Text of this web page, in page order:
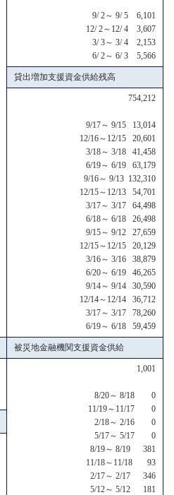
9/ 2～ 9/ 5 6,101
12/ 2～12/ 4 3,607
3/ 3～ 3/ 4 2,153
6/ 2～ 6/ 3 5,566
貸出増加支援資金供給残高
754,212
9/17～ 9/15 13,014
12/16～12/15 20,601
3/18～ 3/18 41,458
6/19～ 6/19 63,179
9/16～ 9/13 132,310
12/15～12/13 54,701
3/17～ 3/17 64,498
6/18～ 6/18 26,498
9/15～ 9/12 27,659
12/15～12/15 20,129
3/16～ 3/16 38,879
6/20～ 6/19 46,265
9/14～ 9/14 30,590
12/14～12/14 36,712
3/17～ 3/17 78,260
6/19～ 6/18 59,459
被災地金融機関支援資金供給
1,001
8/20～ 8/18 0
11/19～11/17 0
2/18～ 2/16 0
5/17～ 5/17 0
8/19～ 8/19 381
11/18～11/18 93
2/17～ 2/17 346
5/12～ 5/12 181